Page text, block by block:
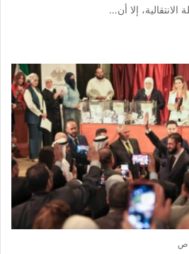
الانتقالية، إلا أن…